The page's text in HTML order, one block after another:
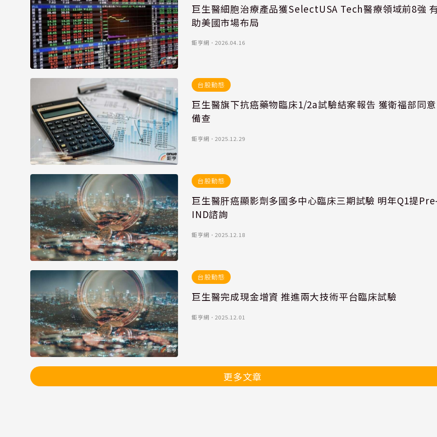
巨生醫細胞治療產品獲SelectUSA Tech醫療領域前8強
助美國市場布局
鉅亨網 ． 2026.04.16
台股動態
巨生醫旗下抗癌藥物臨床1/2a試驗結案報告 獲衛福部同意
備查
鉅亨網 ． 2025.12.29
台股動態
巨生醫肝癌顯影劑多國多中心臨床三期試驗 明年Q1提
IND諮詢
鉅亨網 ． 2025.12.18
台股動態
巨生醫完成現金增資 推進兩大技術平台臨床試驗
鉅亨網 ． 2025.12.01
更多文章